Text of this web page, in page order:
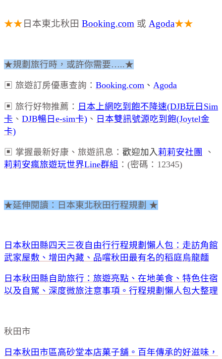
★★ 日本東北秋田 Booking.com 或 Agoda★★
★規劃旅行時，或許你需要…..★
▣ 旅遊訂房優惠查詢： Booking.com 、 Agoda
▣ 旅行好物推薦： 日本上網吃到飽不降速(DJB玩日Sim
卡 、 DJB暢日e-sim卡) 、 日本雙訊號源吃到飽(Joytel金
卡)
▣ 掌握最新好康、旅遊訊息： 歡迎加入莉莉安社團
、
莉莉安瘋旅遊玩世界Line群組 ：(密碼：12345)
★延伸閱讀：日本東北秋田行程規劃 ★
日本秋田縣四天三夜自由行行程規劃懶人包：走訪角館
武家屋敷、增田內藏、品嚐秋田最有名的稻庭烏龍麵
日本秋田縣自助旅行：旅遊亮點、在地美食、特色住宿
以及自駕、深度微旅注意事項。行程規劃懶人包大整理
秋田市
日本秋田市區高砂堂本店菓子舖。百年傳承的好滋味，